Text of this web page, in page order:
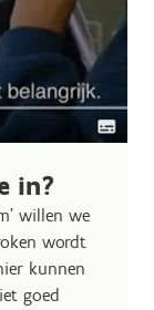
in?
willen we
wordt
kunnen
goed